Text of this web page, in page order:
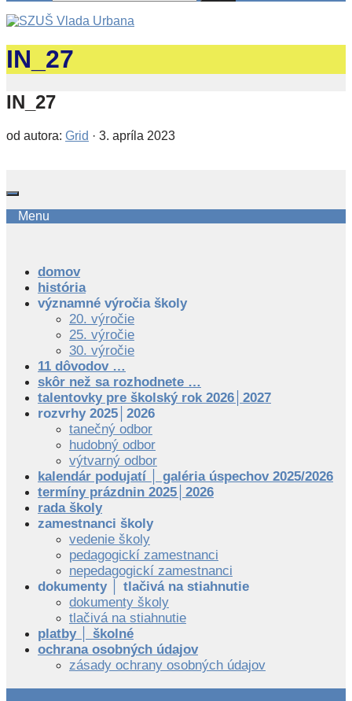
IN_27
IN_27
od autora: Grid · 3. apríla 2023
Menu
domov
história
významné výročia školy
20. výročie
25. výročie
30. výročie
11 dôvodov …
skôr než sa rozhodnete …
talentovky pre školský rok 2026│2027
rozvrhy 2025│2026
tanečný odbor
hudobný odbor
výtvarný odbor
kalendár podujatí │ galéria úspechov 2025/2026
termíny prázdnin 2025│2026
rada školy
zamestnanci školy
vedenie školy
pedagogickí zamestnanci
nepedagogickí zamestnanci
dokumenty │ tlačivá na stiahnutie
dokumenty školy
tlačivá na stiahnutie
platby │ školné
ochrana osobných údajov
zásady ochrany osobných údajov